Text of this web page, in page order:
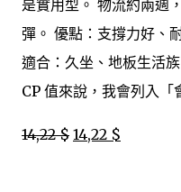
是實用型。 物流約兩週
彈。 優點：支撐力好、
適合：久坐、地板生活
CP 值來說，我會列入「
14,22 $ 14,22 $